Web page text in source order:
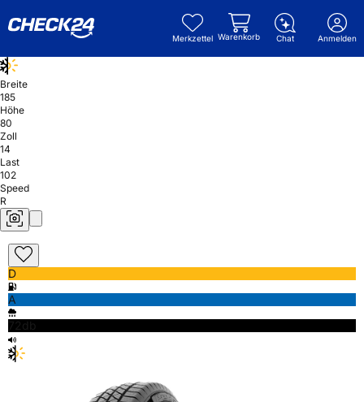
Merkzettel Warenkorb Chat Anmelden
Breite
185
Höhe
80
Zoll
14
Last
102
Speed
R
D
A
72db